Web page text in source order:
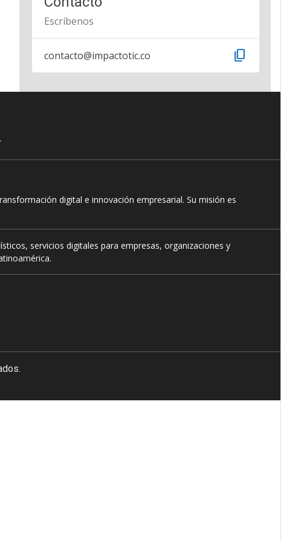
Escríbenos
contacto@impactotic.co content_copy
digital e innovación empresarial. Su misión es
servicios digitales para empresas, organizaciones y